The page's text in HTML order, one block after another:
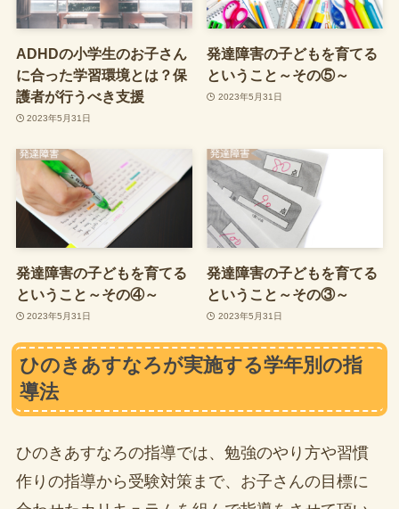
ADHDの小学生のお子さん
に合った学習環境とは？保
護者が行うべき支援
2023年5月31日
発達障害の子どもを育てる
ということ～その⑤～
2023年5月31日
発達障害の子どもを育てる
ということ～その④～
2023年5月31日
発達障害の子どもを育てる
ということ～その③～
2023年5月31日
ひのきあすなろが実施する学年別の指
導法
ひのきあすなろの指導では、勉強のやり方や習慣
作りの指導から受験対策まで、お子さんの目標に